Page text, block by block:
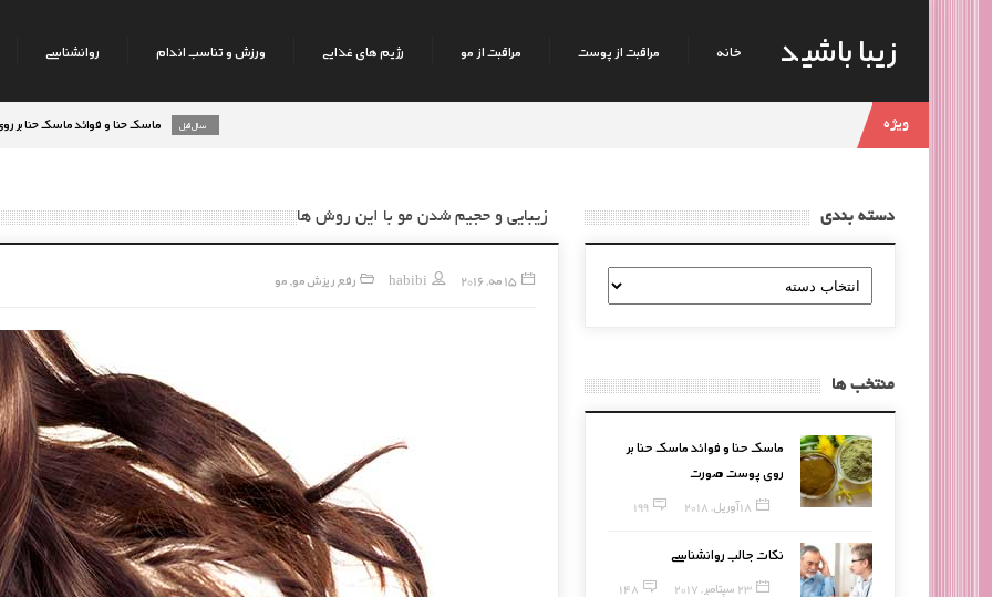
زیبا باشید خانه مراقبت از پوست مراقبت از مو رژیم های غذایی ورزش و تناسب اندام روانشناسی
ویژه ماسک حنا و فوائد ماسک حنا بر روی پوست صورت
زیبایی و حجیم شدن مو با این روش ها
15 مه, 2016 habibi رفع ریزش مو,مو
دسته بندی
دسته
بندی
منتخب ها
ماسک حنا و فوائد ماسک حنا بر
روی پوست صورت
18 آوریل, 2018 199
نکات جالب روانشناسی
23 سپتامبر, 2017 148